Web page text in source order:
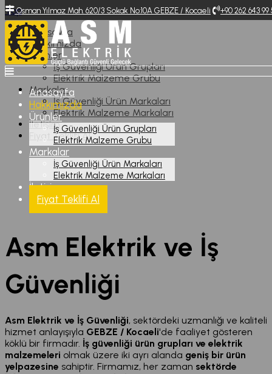
Top
Anasayfa
Hakkımızda
Ürünler
İş Güvenliği Ürün Grupları
Elektrik Malzeme Grubu
Markalar
İş Güvenliği Ürün Markaları
Elektrik Malzeme Markaları
İletişim
Fiyat Teklifi Al
Osman Yılmaz Mah. 620/3 Sokak No:10A GEBZE / Kocaeli +90 262 643 99
Anasayfa
Hakkımızda
Ürünler
İş Güvenliği Ürün Grupları
Elektrik Malzeme Grubu
Markalar
İş Güvenliği Ürün Markaları
Elektrik Malzeme Markaları
İletişim
Fiyat Teklifi Al
Hakkımızda
Anasayfa
Hakkımızda
Asm Elektrik ve İş
Güvenliği
Asm Elektrik ve İş Güvenliği, sektördeki uzmanlığı ve kaliteli
hizmet anlayışıyla GEBZE / Kocaeli'de faaliyet gösteren
köklü bir firmadır. İş güvenliği ürün grupları ve elektrik
malzemeleri olmak üzere iki ayrı alanda geniş bir ürün
yelpazesine sahiptir. Firmamız, her zaman sektörde